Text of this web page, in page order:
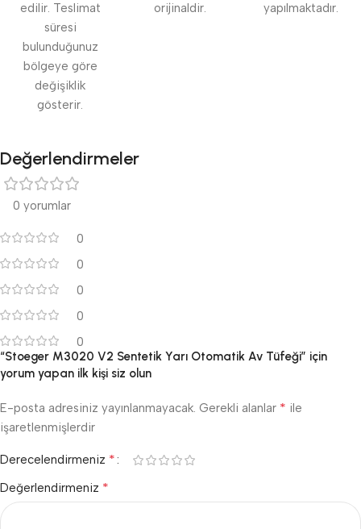
edilir. Teslimat
süresi
bulunduğunuz
bölgeye göre
değişiklik
gösterir.
orijinaldir.
yapılmaktadır.
Değerlendirmeler
0 yorumlar
0
0
0
0
0
“Stoeger M3020 V2 Sentetik Yarı Otomatik Av Tüfeği” için
yorum yapan ilk kişi siz olun
E-posta adresiniz yayınlanmayacak. Gerekli alanlar * ile
işaretlenmişlerdir
Derecelendirmeniz *
Değerlendirmeniz *